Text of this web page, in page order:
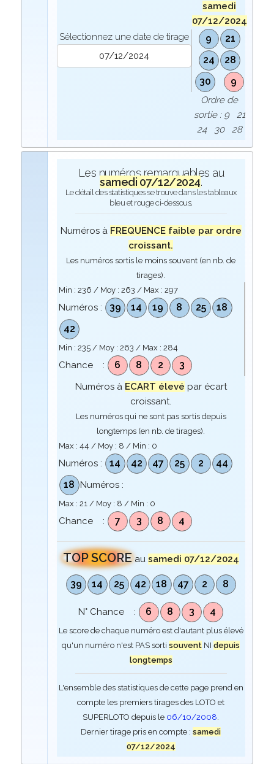
Sélectionnez une date de tirage
samedi
07/12/2024
9
21
24
28
30
9
Ordre de
sortie : 9 21
24 30 28
Les numéros remarquables au
samedi 07/12/2024.
Le détail des statistiques se trouve dans les tableaux
bleu et rouge ci-dessous.
Numéros à FREQUENCE faible par ordre
croissant.
Les numéros sortis le moins souvent (en nb. de
tirages).
Min : 236 / Moy : 263 / Max : 297
Numéros : 39 14 19 8 25
18
42
Min : 235/ Moy : 263 / Max : 284
Chance : 6 8 2 3
Numéros à ECART élevé par écart
croissant.
Les numéros qui ne sont pas sortis depuis
longtemps (en nb. de tirages).
Max : 44 / Moy : 8 / Min : 0
Numéros : 14 42 47 25 2
44
18 Numéros :
Max : 21/ Moy : 8 / Min : 0
Chance : 7 3 8 4
TOP SCORE au samedi 07/12/2024
39 14 25 42 18 47 2 8
N° Chance : 6 8 3 4
Le score de chaque numéro est d'autant plus élevé
qu'un numéro n'est PAS sortisouvent NIdepuis
longtemps
L'ensemble des statistiques de cette page prend en
compte les premiers tirages des LOTO et
SUPERLOTO depuis le 06/10/2008.
Dernier tirage pris en compte :samedi
07/12/2024